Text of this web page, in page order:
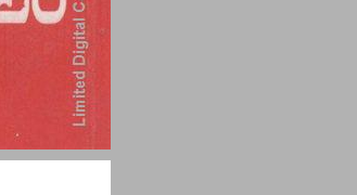
פרק ראשון מבוא ... 1